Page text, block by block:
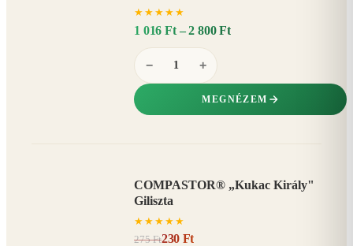
★ ★ ★ ★ ★
1 016 Ft – 2 800 Ft
− +
MEGNÉZEM
COMPASTOR® „Kukac Király"
Giliszta
★ ★ ★ ★ ★
275 Ft230 Ft